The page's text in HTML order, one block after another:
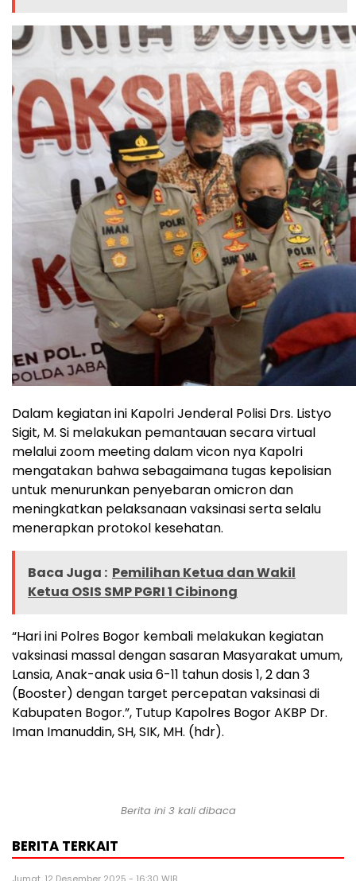
Dalam kegiatan ini Kapolri Jenderal Polisi Drs. Listyo
Sigit, M. Si melakukan pemantauan secara virtual
melalui zoom meeting dalam vicon nya Kapolri
mengatakan bahwa sebagaimana tugas kepolisian
untuk menurunkan penyebaran omicron dan
meningkatkan pelaksanaan vaksinasi serta selalu
menerapkan protokol kesehatan.
Baca Juga : Pemilihan Ketua dan Wakil
Ketua OSIS SMP PGRI 1 Cibinong
“Hari ini Polres Bogor kembali melakukan kegiatan
vaksinasi massal dengan sasaran Masyarakat umum,
Lansia, Anak-anak usia 6-11 tahun dosis 1, 2 dan 3
(Booster) dengan target percepatan vaksinasi di
Kabupaten Bogor.”, Tutup Kapolres Bogor AKBP Dr.
Iman Imanuddin, SH, SIK, MH. (hdr).
Berita ini 3 kali dibaca
BERITA TERKAIT